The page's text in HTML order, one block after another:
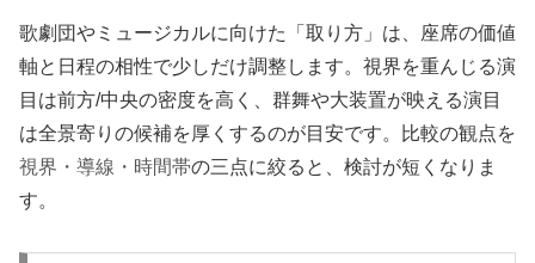
歌劇団やミュージカルに向けた「取り方」は、座席の価値
軸と日程の相性で少しだけ調整します。視界を重んじる演
目は前方/中央の密度を高く、群舞や大装置が映える演目
は全景寄りの候補を厚くするのが目安です。比較の観点を
視界・導線・時間帯の三点に絞ると、検討が短くなりま
す。